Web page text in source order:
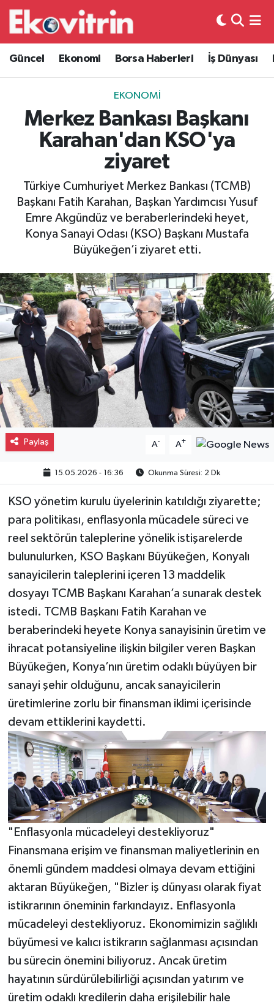
Güncel Ekonomi Borsa Haberleri İş Dünyası
EKONOMI
Merkez Bankası Başkanı
Karahan'dan KSO'ya
ziyaret
Türkiye Cumhuriyet Merkez Bankası (TCMB)
Başkanı Fatih Karahan, Başkan Yardımcısı Yusuf
Emre Akgündüz ve beraberlerindeki heyet,
Konya Sanayi Odası (KSO) Başkanı Mustafa
Büyükeğen’i ziyaret etti.
Paylaş A- A+
15.05.2026 - 16:36 Okunma Süresi: 2 Dk
KSO yönetim kurulu üyelerinin katıldığı ziyarette;
para politikası, enflasyonla mücadele süreci ve
reel sektörün taleplerine yönelik istişarelerde
bulunulurken, KSO Başkanı Büyükeğen, Konyalı
sanayicilerin taleplerini içeren 13 maddelik
dosyayı TCMB Başkanı Karahan’a sunarak destek
istedi. TCMB Başkanı Fatih Karahan ve
beraberindeki heyete Konya sanayisinin üretim ve
ihracat potansiyeline ilişkin bilgiler veren Başkan
Büyükeğen, Konya’nın üretim odaklı büyüyen bir
sanayi şehir olduğunu, ancak sanayicilerin
üretimlerine zorlu bir finansman iklimi içerisinde
devam ettiklerini kaydetti.
"Enflasyonla mücadeleyi destekliyoruz"
Finansmana erişim ve finansman maliyetlerinin en
önemli gündem maddesi olmaya devam ettiğini
aktaran Büyükeğen, "Bizler iş dünyası olarak fiyat
istikrarının öneminin farkındayız. Enflasyonla
mücadeleyi destekliyoruz. Ekonomimizin sağlıklı
büyümesi ve kalıcı istikrarın sağlanması açısından
bu sürecin önemini biliyoruz. Ancak üretim
hayatının sürdürülebilirliği açısından yatırım ve
üretim odaklı kredilerin daha erişilebilir hale
Güncel
Ekonomi
Borsa Haberleri
İş Dünyası
Otovitrin
Asayiş
Gayrimenkul
Spor
Eğitim
Hava Durumu
Trafik Durumu
Süper Lig Puan Durumu ve Fikstür
Tüm Manşetler
Son Dakika Haberleri
Haber Arşivi